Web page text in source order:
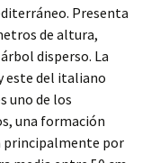
Presenta
de altura,
disperso. La
este del italiano
uno de los
una formación
principalmente por